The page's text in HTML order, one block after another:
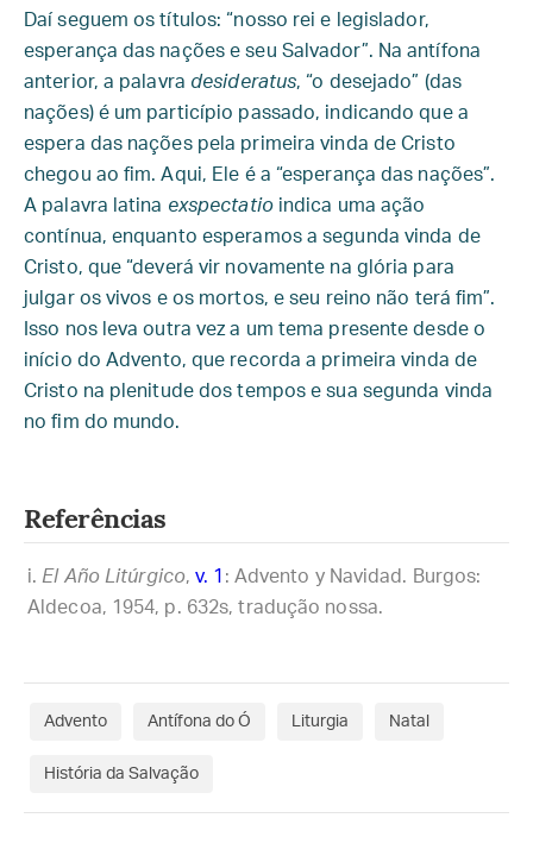
Daí seguem os títulos: “nosso rei e legislador,
esperança das nações e seu Salvador”. Na antífona
anterior, a palavra desideratus, “o desejado” (das
nações) é um particípio passado, indicando que a
espera das nações pela primeira vinda de Cristo
chegou ao fim. Aqui, Ele é a “esperança das nações”.
A palavra latina exspectatioindica uma ação
contínua, enquanto esperamos a segunda vinda de
Cristo, que “deverá vir novamente na glória para
julgar os vivos e os mortos, e seu reino não terá fim”.
Isso nos leva outra vez a um tema presente desde o
início do Advento, que recorda a primeira vinda de
Cristo na plenitude dos tempos e sua segunda vinda
no fim do mundo.
Referências
El Año Litúrgico,v. 1 : Advento y Navidad. Burgos:
Aldecoa, 1954, p. 632s, tradução nossa.
Advento Antífona do Ó Liturgia Natal
História da Salvação